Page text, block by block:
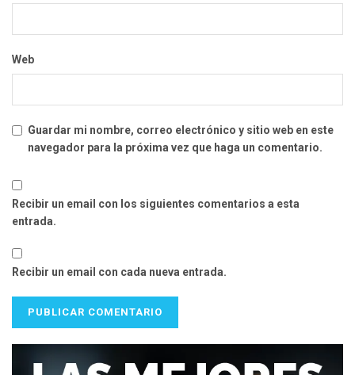
Web
Guardar mi nombre, correo electrónico y sitio web en este
navegador para la próxima vez que haga un comentario.
Recibir un email con los siguientes comentarios a esta
entrada.
Recibir un email con cada nueva entrada.